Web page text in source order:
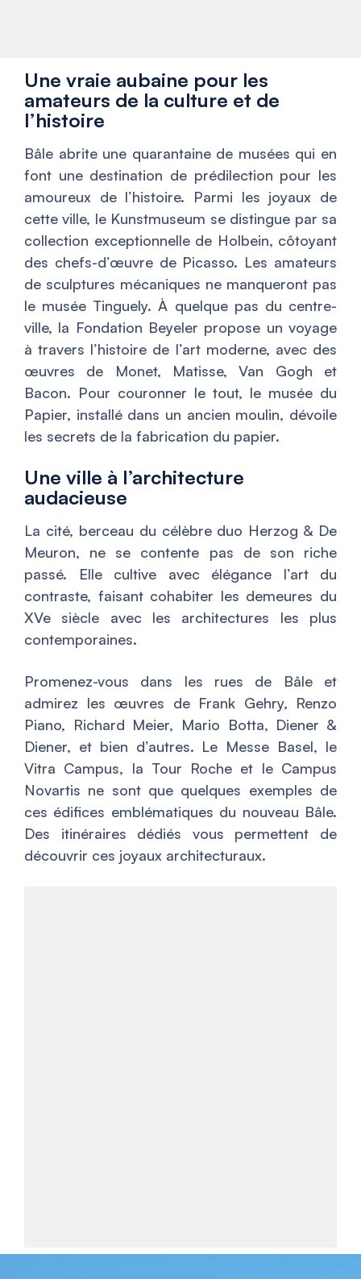
Une vraie aubaine pour les
amateurs de la culture et de
l’histoire
Bâle abrite une quarantaine de musées qui en
font une destination de prédilection pour les
amoureux de l’histoire. Parmi les joyaux de
cette ville, le Kunstmuseum se distingue par sa
collection exceptionnelle de Holbein, côtoyant
des chefs-d’œuvre de Picasso. Les amateurs
de sculptures mécaniques ne manqueront pas
le musée Tinguely. À quelque pas du centre-
ville, la Fondation Beyeler propose un voyage
à travers l’histoire de l’art moderne, avec des
œuvres de Monet, Matisse, Van Gogh et
Bacon. Pour couronner le tout, le musée du
Papier, installé dans un ancien moulin, dévoile
les secrets de la fabrication du papier.
Une ville à l’architecture
audacieuse
La cité, berceau du célèbre duo Herzog & De
Meuron, ne se contente pas de son riche
passé. Elle cultive avec élégance l’art du
contraste, faisant cohabiter les demeures du
XVe siècle avec les architectures les plus
contemporaines.
Promenez-vous dans les rues de Bâle et
admirez les œuvres de Frank Gehry, Renzo
Piano, Richard Meier, Mario Botta, Diener &
Diener, et bien d’autres. Le Messe Basel, le
Vitra Campus, la Tour Roche et le Campus
Novartis ne sont que quelques exemples de
ces édifices emblématiques du nouveau Bâle.
Des itinéraires dédiés vous permettent de
découvrir ces joyaux architecturaux.